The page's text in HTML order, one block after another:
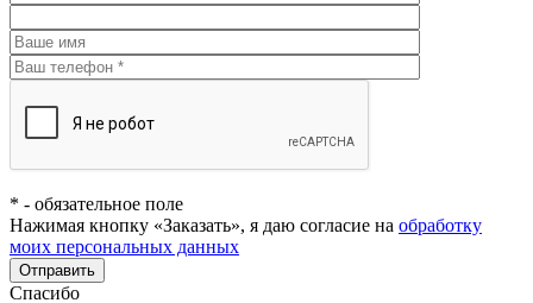
* - обязательное поле
Нажимая кнопку «Заказать», я даю согласие на обработку
моих персональных данных
Отправить
Спасибо